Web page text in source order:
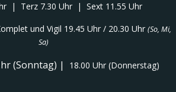
| Terz 7.30 Uhr | Sext 11.55 Uhr
und Vigil 19.45 Uhr / 20.30 Uhr (So, Mi,
Sa)
(Sonntag) | 18.00 Uhr (Donnerstag)